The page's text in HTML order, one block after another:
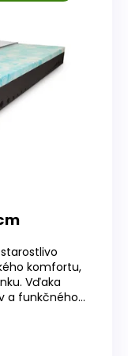
komfortu,
Vďaka
a funkčného...